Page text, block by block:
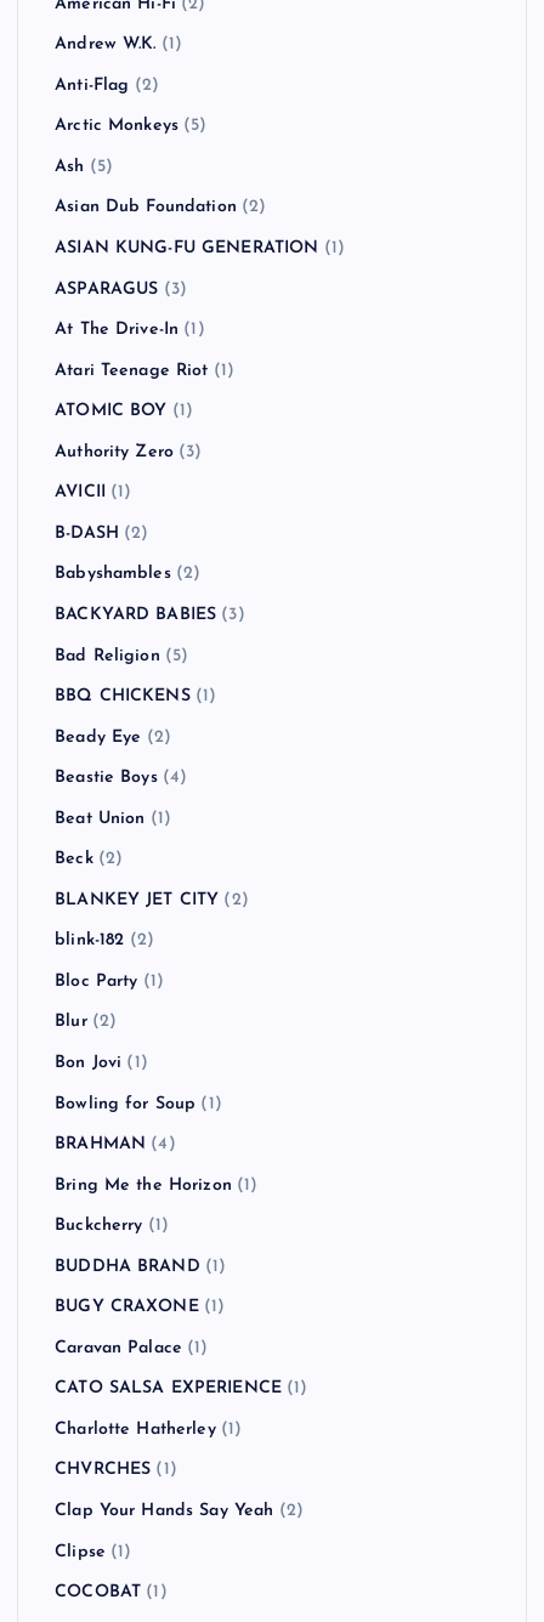
American Hi-Fi (2)
Andrew W.K. (1)
Anti-Flag (2)
Arctic Monkeys (5)
Ash (5)
Asian Dub Foundation (2)
ASIAN KUNG-FU GENERATION (1)
ASPARAGUS (3)
At The Drive-In (1)
Atari Teenage Riot (1)
ATOMIC BOY (1)
Authority Zero (3)
AVICII (1)
B-DASH (2)
Babyshambles(2)
BACKYARD BABIES (3)
Bad Religion (5)
BBQ CHICKENS(1)
Beady Eye (2)
Beastie Boys(4)
Beat Union (1)
Beck(2)
BLANKEY JET CITY (2)
blink-182 (2)
Bloc Party (1)
Blur(2)
Bon Jovi (1)
Bowling for Soup (1)
BRAHMAN (4)
Bring Me the Horizon (1)
Buckcherry (1)
BUDDHA BRAND (1)
BUGY CRAXONE(1)
Caravan Palace (1)
CATO SALSA EXPERIENCE (1)
Charlotte Hatherley(1)
CHVRCHES (1)
Clap Your Hands Say Yeah (2)
Clipse (1)
COCOBAT (1)